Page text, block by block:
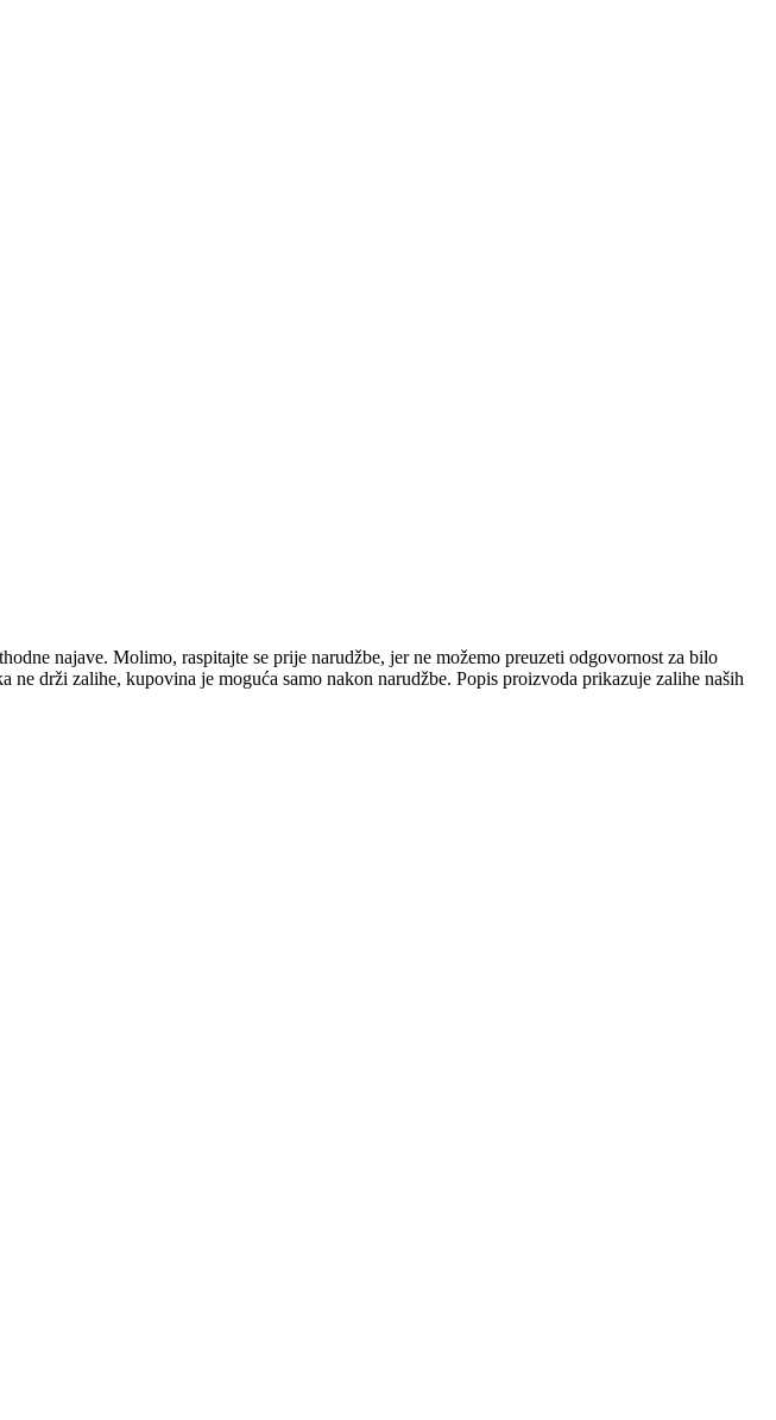
najave. Molimo, raspitajte se prije narudžbe, jer ne možemo preuzeti odgovornost za bilo
drži zalihe, kupovina je moguća samo nakon narudžbe. Popis proizvoda prikazuje zalihe naših